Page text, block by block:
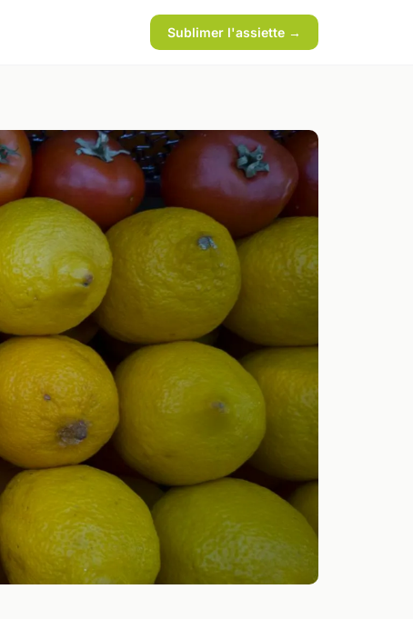
Sublimer l'assiette →